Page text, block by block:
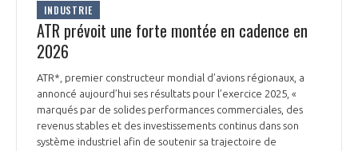
INDUSTRIE
ATR prévoit une forte montée en cadence en
2026
ATR*, premier constructeur mondial d’avions régionaux, a
annoncé aujourd’hui ses résultats pour l’exercice 2025, «
marqués par de solides performances commerciales, des
revenus stables et des investissements continus dans son
système industriel afin de soutenir sa trajectoire de